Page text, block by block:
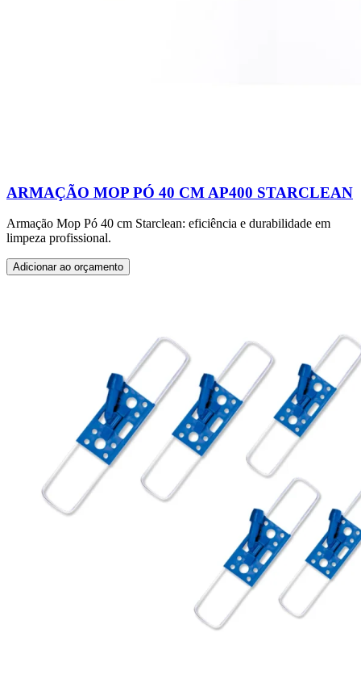
ARMAÇÃO MOP PÓ 40 CM AP400 STARCLEAN
Armação Mop Pó 40 cm Starclean: eficiência e durabilidade em
limpeza profissional.
Adicionar ao orçamento